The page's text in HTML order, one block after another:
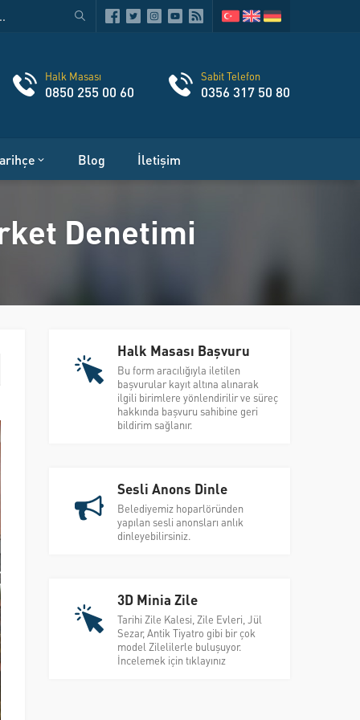
Halk Masası
0850 255 00 60
Sabit Telefon
0356 317 50 80
Blog İletişim
Denetimi
Halk Masası Başvuru
Bu form aracılığıyla iletilen
başvurular kayıt altına alınarak
ilgili birimlere yönlendirilir ve süreç
hakkında başvuru sahibine geri
bildirim sağlanır.
Sesli Anons Dinle
Belediyemiz hoparlöründen
yapılan sesli anonsları anlık
dinleyebilirsiniz.
3D Minia Zile
Tarihi Zile Kalesi, Zile Evleri, Jül
Sezar, Antik Tiyatro gibi bir çok
model Zilelilerle buluşuyor.
İncelemek için tıklayınız